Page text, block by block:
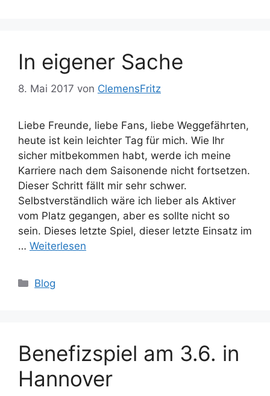
In eigener Sache
8. Mai 2017 von ClemensFritz
Liebe Freunde, liebe Fans, liebe Weggefährten,
heute ist kein leichter Tag für mich. Wie Ihr
sicher mitbekommen habt, werde ich meine
Karriere nach dem Saisonende nicht fortsetzen.
Dieser Schritt fällt mir sehr schwer.
Selbstverständlich wäre ich lieber als Aktiver
vom Platz gegangen, aber es sollte nicht so
sein. Dieses letzte Spiel, dieser letzte Einsatz im
… Weiterlesen
Kategorien
Blog
Benefizspiel am 3.6. in
Hannover